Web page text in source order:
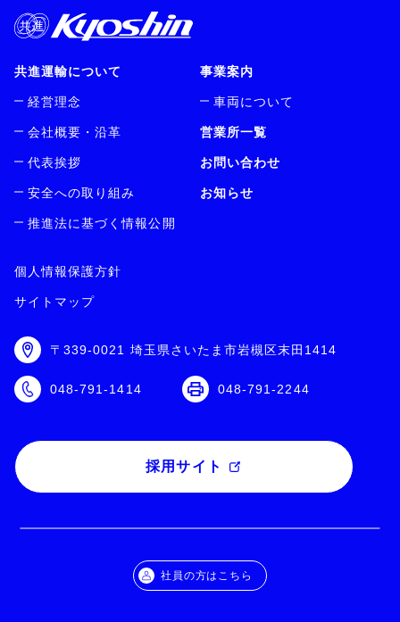
〒339-0021 埼玉県さいたま市岩槻区末田1414
048-791-1414 048-791-2244
採用サイト
共進運輸について
経営理念
会社概要・沿革
代表挨拶
安全への取り組み
推進法に基づく情報公開
事業案内
車両について
営業所一覧
お問い合わせ
お知らせ
個人情報保護方針
サイトマップ
社員の方はこちら